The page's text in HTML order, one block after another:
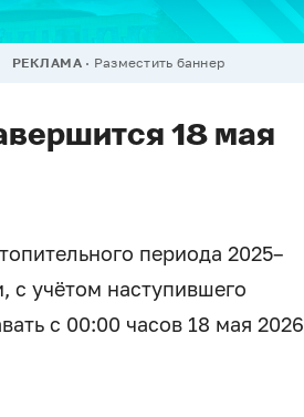
РЕКЛАМА Разместить баннер
18 мая
периода 2025–
с учётом наступившего
с 00:00 часов 18 мая 2026